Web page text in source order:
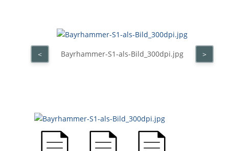
Bayrhammer-S1-als-Bild_300dpi.jpg
< >